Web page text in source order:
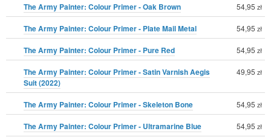
The Army Painter: Colour Primer - Oak Brown 54,95 zł
The Army Painter: Colour Primer - Plate Mail Metal 54,95 zł
The Army Painter: Colour Primer - Pure Red 54,95 zł
The Army Painter: Colour Primer - Satin Varnish Aegis
Suit (2022)
49,95 zł
The Army Painter: Colour Primer - Skeleton Bone 54,95 zł
The Army Painter: Colour Primer - Ultramarine Blue 54,95 zł